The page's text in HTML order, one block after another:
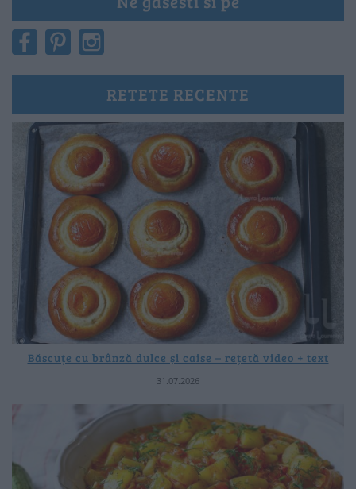
RETETE RECENTE
Băscuțe cu brânză dulce și caise – rețetă video + text
31.07.2026